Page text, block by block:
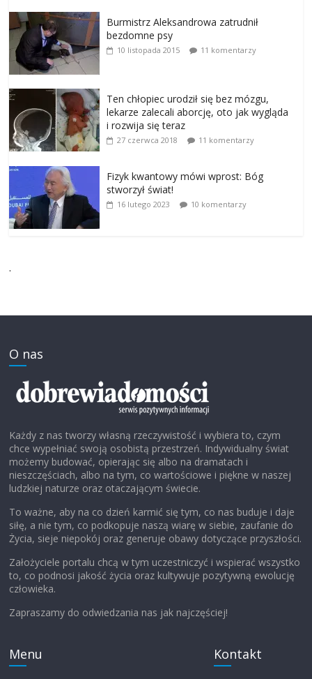
Burmistrz Aleksandrowa zatrudnił
bezdomne psy
10 listopada 2015 11 komentarzy
Ten chłopiec urodził się bez mózgu,
lekarze zalecali aborcję, oto jak wygląda
i rozwija się teraz
27 czerwca 2018 11 komentarzy
Fizyk kwantowy mówi wprost: Bóg
stworzył świat!
16 lutego 2023 10 komentarzy
.
O nas
Każdy z nas tworzy własną rzeczywistość i wybiera to, czym
chce wypełniać swoją osobistą przestrzeń. Indywidualny świat
możemy budować, opierając się albo na dramatach i
nieszczęściach, albo na tym, co wartościowe i piękne w naszej
ludzkiej naturze oraz otaczającym świecie.
To ważne, aby na co dzień karmić się tym, co nas buduje i daje
siłę, a nie tym, co podkopuje naszą wiarę w siebie, zaufanie do
Życia, sieje niepokój oraz generuje obawy dotyczące przyszłości.
Założyciele portalu chcą w tym uczestniczyć i wspierać wszystko
to, co podnosi jakość życia oraz kultywuje pozytywną ewolucję
człowieka.
Zapraszamy do odwiedzania nas jak najczęściej!
Menu Kontakt